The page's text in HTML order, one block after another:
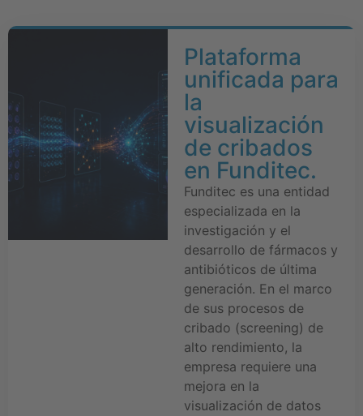
Plataforma
unificada para
la
visualización
de cribados
en Funditec.
Funditec es una entidad
especializada en la
investigación y el
desarrollo de fármacos y
antibióticos de última
generación. En el marco
de sus procesos de
cribado (screening) de
alto rendimiento, la
empresa requiere una
mejora en la
visualización de datos